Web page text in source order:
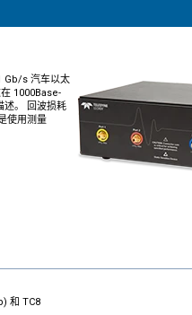
Gb/s 汽车以太
1000Base-
述。 回波损耗
使用测量
和 TC8